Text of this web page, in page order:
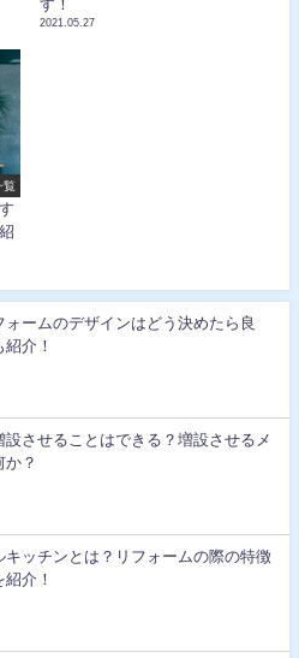
す！
2021.05.27
覧
ォームのデザインはどう決めたら良
介！
設させることはできる？増設させるメ
か？
キッチンとは？リフォームの際の特徴
介！